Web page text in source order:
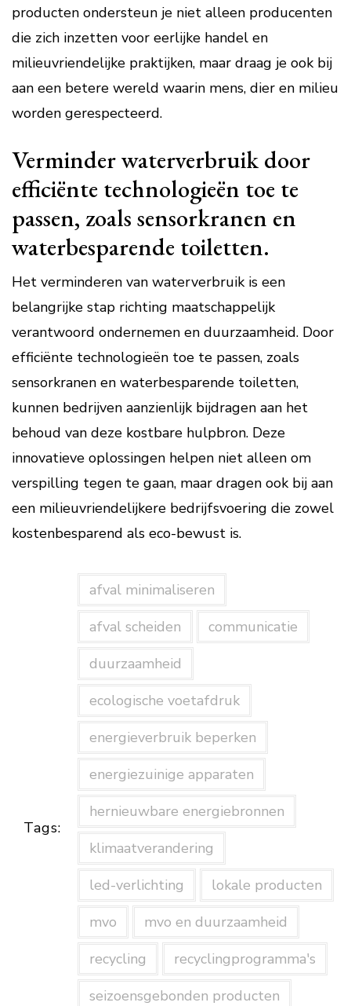
producten ondersteun je niet alleen producenten
die zich inzetten voor eerlijke handel en
milieuvriendelijke praktijken, maar draag je ook bij
aan een betere wereld waarin mens, dier en milieu
worden gerespecteerd.
Verminder waterverbruik door
efficiënte technologieën toe te
passen, zoals sensorkranen en
waterbesparende toiletten.
Het verminderen van waterverbruik is een
belangrijke stap richting maatschappelijk
verantwoord ondernemen en duurzaamheid. Door
efficiënte technologieën toe te passen, zoals
sensorkranen en waterbesparende toiletten,
kunnen bedrijven aanzienlijk bijdragen aan het
behoud van deze kostbare hulpbron. Deze
innovatieve oplossingen helpen niet alleen om
verspilling tegen te gaan, maar dragen ook bij aan
een milieuvriendelijkere bedrijfsvoering die zowel
kostenbesparend als eco-bewust is.
Tags:
afval minimaliseren
afval scheiden
communicatie
duurzaamheid
ecologische voetafdruk
energieverbruik beperken
energiezuinige apparaten
hernieuwbare energiebronnen
klimaatverandering
led-verlichting
lokale producten
mvo
mvo en duurzaamheid
recycling
recyclingprogramma's
seizoensgebonden producten